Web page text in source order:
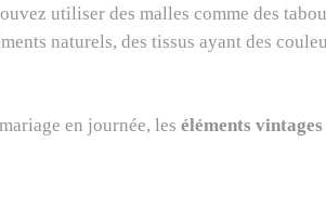
utiliser des malles comme des
naturels, des tissus ayant des
en journée, les éléments vintages